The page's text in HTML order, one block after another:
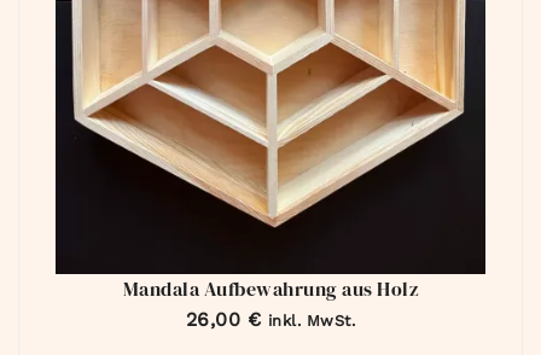
Mandala Aufbewahrung aus Holz
26,00 € inkl. MwSt.